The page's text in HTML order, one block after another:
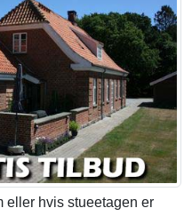
eller hvis stueetagen er